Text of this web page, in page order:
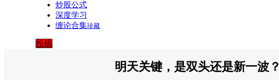
炒股公式
深度学习
缠论合集珍藏
投稿
明天关键，是双头还是新一波？